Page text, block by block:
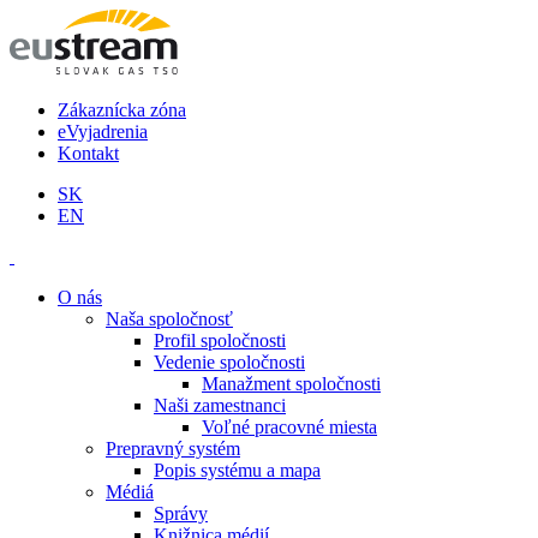
Zákaznícka zóna
eVyjadrenia
Kontakt
SK
EN
O nás
Naša spoločnosť
Profil spoločnosti
Vedenie spoločnosti
Manažment spoločnosti
Naši zamestnanci
Voľné pracovné miesta
Prepravný systém
Popis systému a mapa
Médiá
Správy